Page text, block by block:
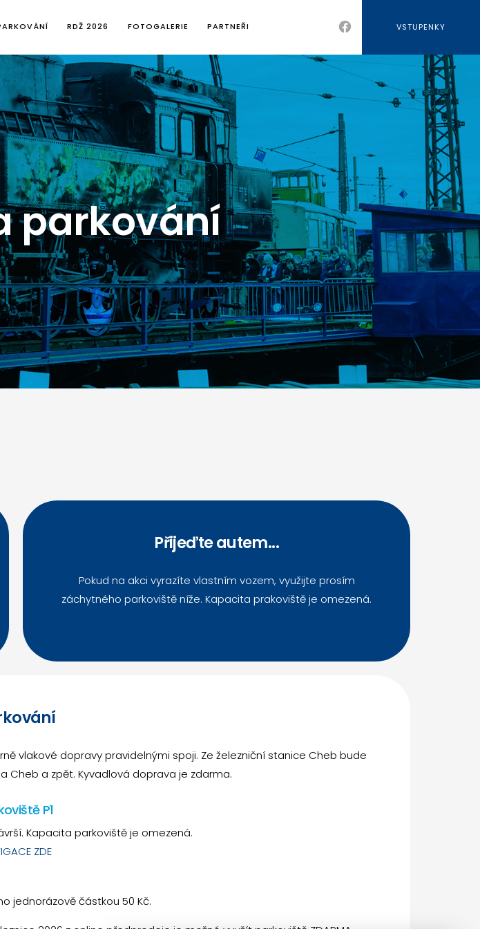
RDŽ 2026 FOTOGALERIE PARTNEŘI VSTUPENKY
parkování
Přijeďte autem...
Pokud na akci vyrazíte vlastním vozem, využijte prosím
záchytného parkoviště níže. Kapacita prakoviště je omezená.
vlakové dopravy pravidelnými spoji. Ze železniční stanice Cheb bude
Cheb a zpět. Kyvadlová doprava je zdarma.
P1
Kapacita parkoviště je omezená.
ZDE
jednorázově částkou 50 Kč.